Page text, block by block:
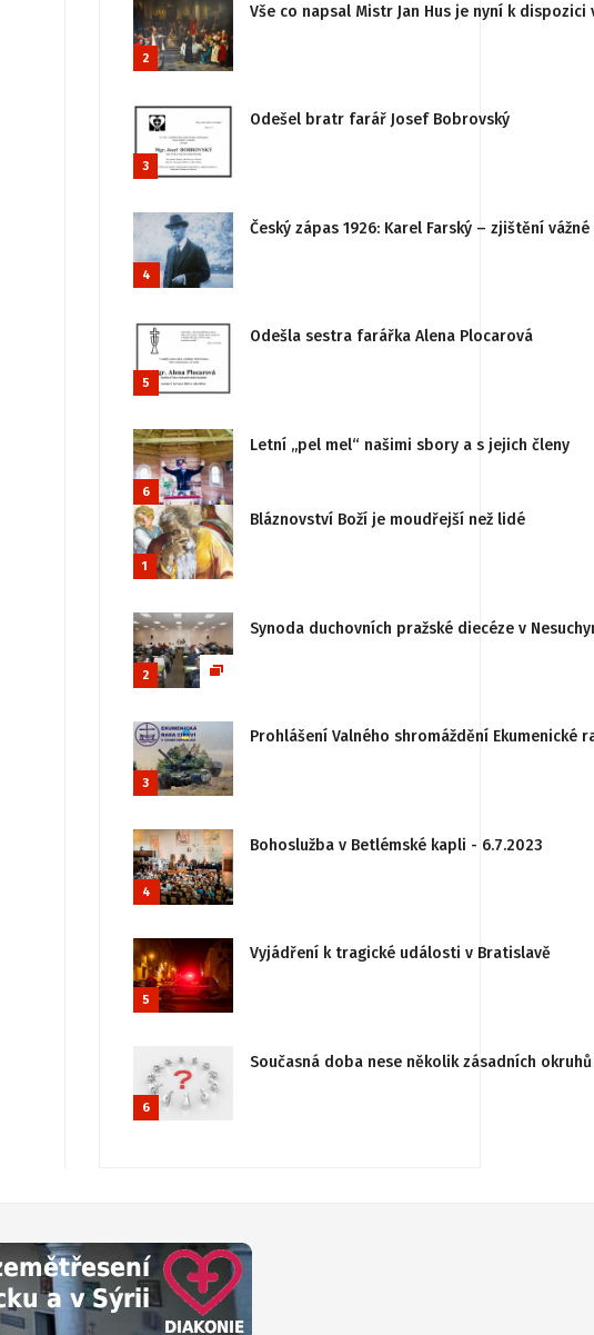
2
Vše co napsal Mistr Jan Hus je nyní k
3
Odešel bratr farář Josef Bobrovský
4
Český zápas 1926: Karel Farský – zjištění
5
Odešla sestra farářka Alena Plocarová
6
Letní „pel mel“ našimi sbory a s jejich členy
1
Bláznovství Boží je moudřejší než lidé
2
Synoda duchovních pražské diecéze v
3
Prohlášení Valného shromáždění
4
Bohoslužba v Betlémské kapli - 6.7.2023
5
Vyjádření k tragické události v Bratislavě
6
Současná doba nese několik zásadních